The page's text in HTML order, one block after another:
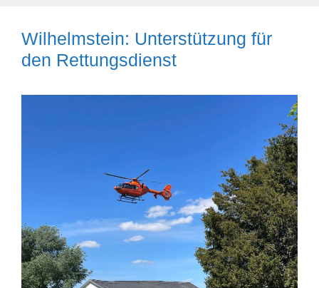
Wilhelmstein: Unterstützung für
den Rettungsdienst